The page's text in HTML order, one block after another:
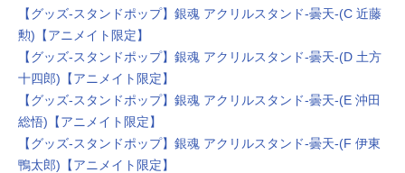
【グッズ-スタンドポップ】銀魂 アクリルスタンド-曇天-(C 近藤
勲)【アニメイト限定】
【グッズ-スタンドポップ】銀魂 アクリルスタンド-曇天-(D 土方
十四郎)【アニメイト限定】
【グッズ-スタンドポップ】銀魂 アクリルスタンド-曇天-(E 沖田
総悟)【アニメイト限定】
【グッズ-スタンドポップ】銀魂 アクリルスタンド-曇天-(F 伊東
鴨太郎)【アニメイト限定】